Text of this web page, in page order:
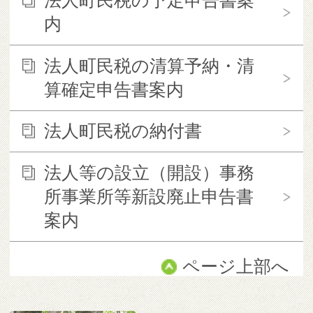
内
法人町民税の清算予納・清
算確定申告書案内
法人町民税の納付書
法人等の設立（開設）事務
所事業所等新設廃止申告書
案内
ページ上部へ